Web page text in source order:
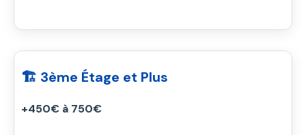
🏗️ 3ème Étage et Plus
+450€ à 750€